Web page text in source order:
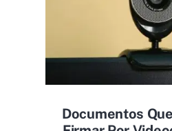
Documentos